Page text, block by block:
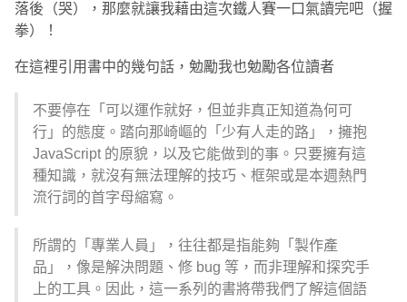
落後（哭），那麼就讓我藉由這次鐵人賽一口氣讀完吧（握
拳）！
在這裡引用書中的幾句話，勉勵我也勉勵各位讀者
不要停在「可以運作就好，但並非真正知道為何可
行」的態度。踏向那崎嶇的「少有人走的路」，擁抱
JavaScript 的原貌，以及它能做到的事。只要擁有這
種知識，就沒有無法理解的技巧、框架或是本週熱門
流行詞的首字母縮寫。
所謂的「專業人員」，往往都是指能夠「製作產
品」，像是解決問題、修 bug 等，而非理解和探究手
上的工具。因此，這一系列的書將帶我們了解這個語